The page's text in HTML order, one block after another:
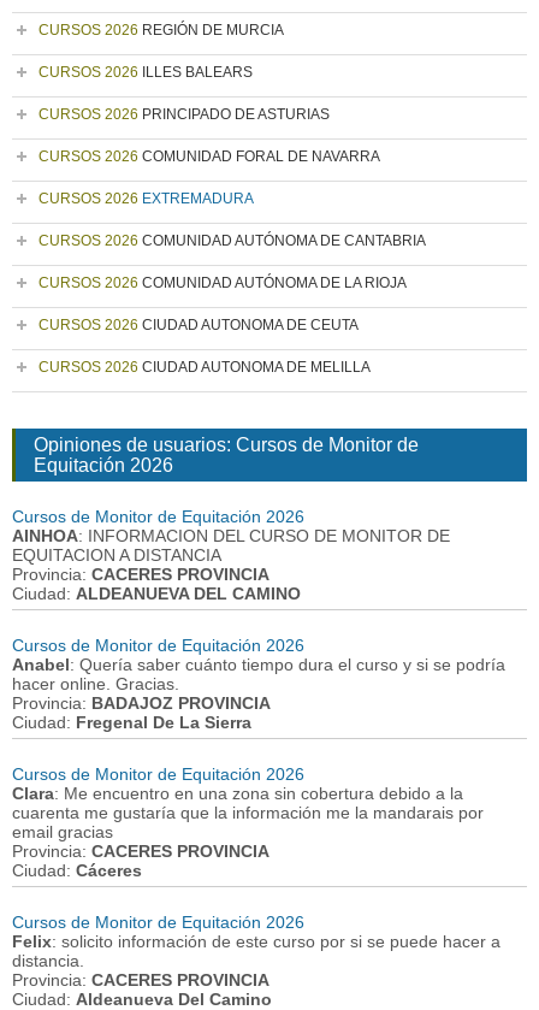
CURSOS 2026 REGIÓN DE MURCIA
CURSOS 2026 ILLES BALEARS
CURSOS 2026 PRINCIPADO DE ASTURIAS
CURSOS 2026 COMUNIDAD FORAL DE NAVARRA
CURSOS 2026 EXTREMADURA
CURSOS 2026 COMUNIDAD AUTÓNOMA DE CANTABRIA
CURSOS 2026 COMUNIDAD AUTÓNOMA DE LA RIOJA
CURSOS 2026 CIUDAD AUTONOMA DE CEUTA
CURSOS 2026 CIUDAD AUTONOMA DE MELILLA
Opiniones de usuarios: Cursos de Monitor de
Equitación 2026
Cursos de Monitor de Equitación 2026
AINHOA: INFORMACION DEL CURSO DE MONITOR DE
EQUITACION A DISTANCIA
Provincia: CACERES PROVINCIA
Ciudad: ALDEANUEVA DEL CAMINO
Cursos de Monitor de Equitación 2026
Anabel: Quería saber cuánto tiempo dura el curso y si se podría
hacer online. Gracias.
Provincia: BADAJOZ PROVINCIA
Ciudad: Fregenal De La Sierra
Cursos de Monitor de Equitación 2026
Clara: Me encuentro en una zona sin cobertura debido a la
cuarenta me gustaría que la información me la mandarais por
email gracias
Provincia: CACERES PROVINCIA
Ciudad: Cáceres
Cursos de Monitor de Equitación 2026
Felix: solicito información de este curso por si se puede hacer a
distancia.
Provincia: CACERES PROVINCIA
Ciudad: Aldeanueva Del Camino